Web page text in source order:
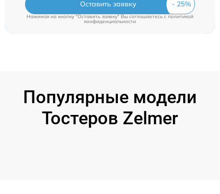
Оставить заявку
Нажимая на кнопку "Оставить заявку" Вы соглашаетесь c политикой
конфиденциальности
Популярные модели
Тостеров Zelmer